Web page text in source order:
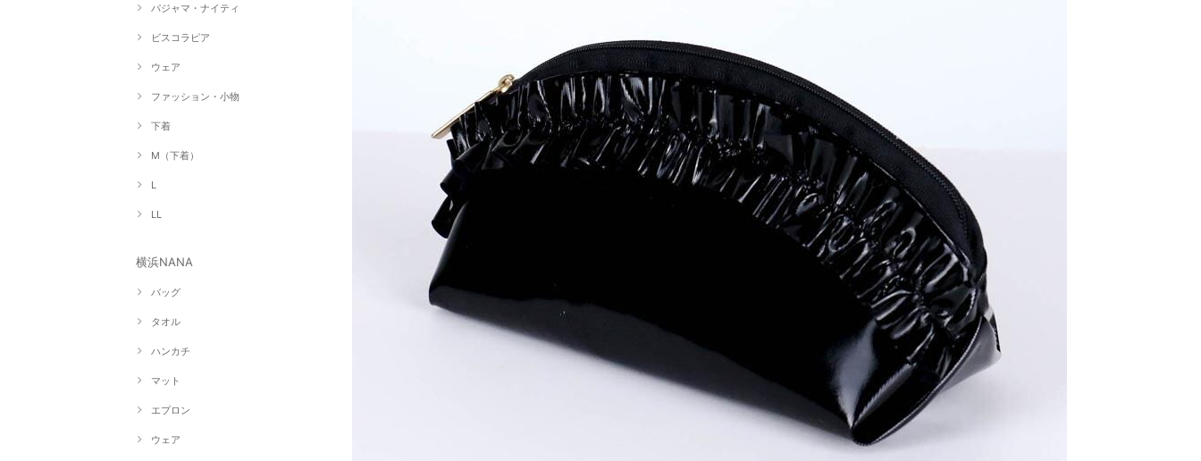
パジャマ・ナイティ
ビスコラピア
ウェア
ファッション・小物
下着
M（下着）
L
LL
横浜NANA
バッグ
タオル
ハンカチ
マット
エプロン
ウェア